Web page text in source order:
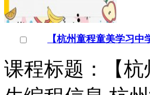
生编程信息 杭
州青少儿教育
￥电询 询问底价